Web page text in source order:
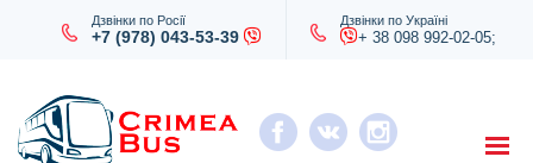
Дзвінки по Росії
+7 (978) 043-53-39
Дзвінки по Україні
+ 38 098 992-02-05;